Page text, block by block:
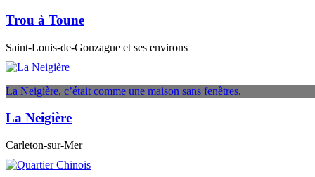
Trou à Toune
Saint-Louis-de-Gonzague et ses environs
La Neigière, c’était comme une maison sans fenêtres.
La Neigière
Carleton-sur-Mer